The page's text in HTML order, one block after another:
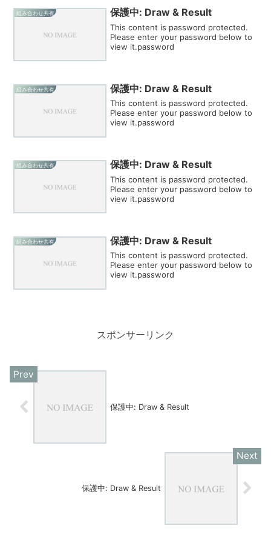
組み合わせ共有 保護中: Draw & Result
This content is password protected.
Please enter your password below to
view it.password
組み合わせ共有 保護中: Draw & Result
This content is password protected.
Please enter your password below to
view it.password
組み合わせ共有 保護中: Draw & Result
This content is password protected.
Please enter your password below to
view it.password
組み合わせ共有 保護中: Draw & Result
This content is password protected.
Please enter your password below to
view it.password
スポンサーリンク
保護中: Draw & Result
保護中: Draw & Result